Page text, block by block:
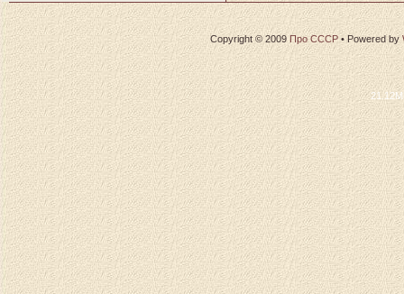
Copyright © 2009 Про СССР•Powered by